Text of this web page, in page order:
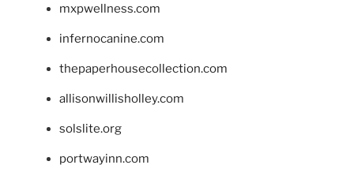
mxpwellness.com
infernocanine.com
thepaperhousecollection.com
allisonwillisholley.com
solslite.org
portwayinn.com